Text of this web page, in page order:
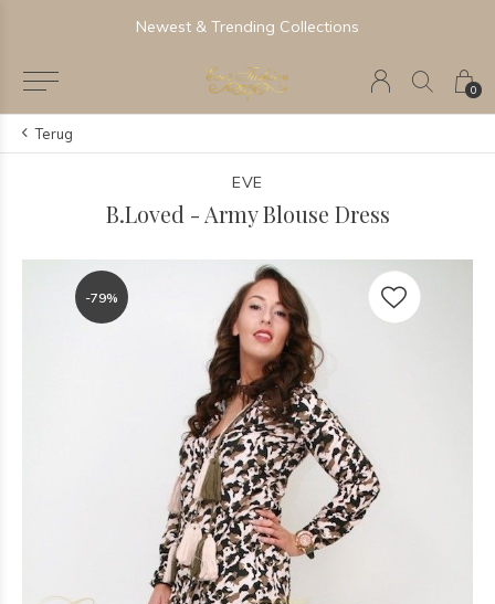
0
Newest & Trending Collections
Terug
EVE
B.Loved - Army Blouse Dress
-79%